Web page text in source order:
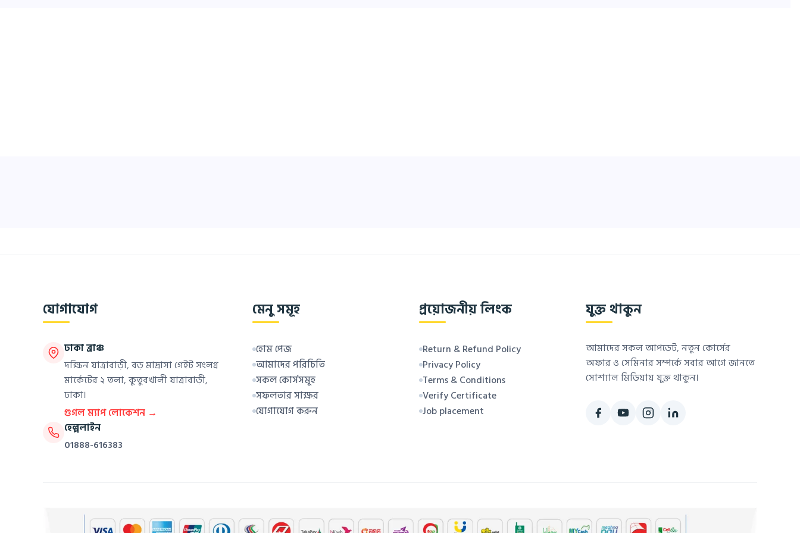
যোগাযোগ
ঢাকা ব্রাঞ্চ
দক্ষিন যাত্রাবাড়ী, বড় মাদ্রাসা গেইট সংলগ্ন
মার্কেটের ২ তলা, কুতুবখালী যাত্রাবাড়ী,
ঢাকা।
গুগল ম্যাপ লোকেশন →
হেল্পলাইন
01888-616383
মেনু সমূহ
হোম পেজ
আমাদের পরিচিতি
সকল কোর্সসমূহ
সফলতার সাক্ষর
যোগাযোগ করুন
প্রয়োজনীয় লিংক
Return & Refund Policy
Privacy Policy
Terms & Conditions
Verify Certificate
Job placement
যুক্ত থাকুন
আমাদের সকল আপডেট, নতুন কোর্সের
অফার ও সেমিনার সম্পর্কে সবার আগে জানতে
সোশ্যাল মিডিয়ায় যুক্ত থাকুন।